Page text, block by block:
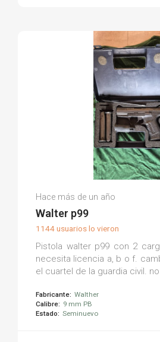
Jorge F.
Hace más de un año
Walter p99
1144 usuarios lo vieron
Pistola walter p99 con 2
necesita licencia a, b o f.
el cuartel de la guardia civil.
Fabricante: Walther
Calibre: 9 mm PB
Estado: Seminuevo